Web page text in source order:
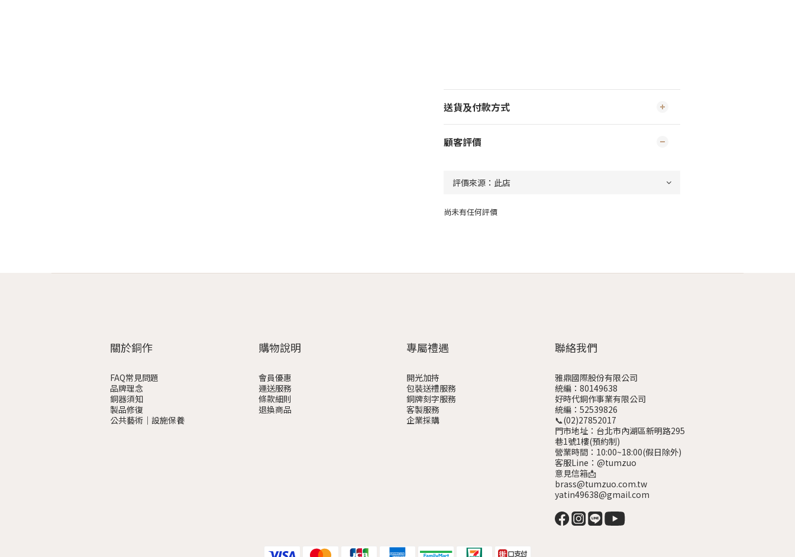
送貨及付款方式
顧客評價
尚未有任何評價
關於銅作
FAQ常見問題
品牌理念
銅器須知
製品修復
公共藝術｜設施保養
購物說明
會員優惠
運送服務
條款細則
退換商品
專屬禮遇
開光加持
包裝送禮服務
銅牌刻字服務
客製服務
企業採購
聯絡我們
雅鼎國際股份有限公司
統編：80149638
好時代銅作事業有限公司
統編：52539826
📞(02)27852017
門市地址：台北市內湖區新明路295
巷1號1樓(預約制)
營業時間：10:00~18:00(假日除外)
客服Line：@tumzuo
意見信箱📩
brass@tumzuo.com.tw
yatin49638@gmail.com